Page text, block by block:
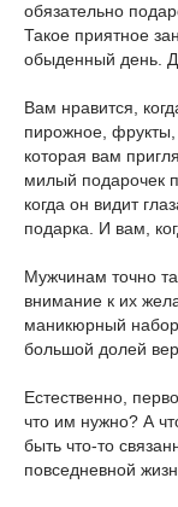
обязательно
Такое приятное
обыденный день.
Вам нравится,
пирожное, фрукты,
которая вам
милый подарочек
когда он видит
подарка. И вам,
Мужчинам точно
внимание к их
маникюрный
большой долей
Естественно,
что им нужно? А
быть что-то
повседневной